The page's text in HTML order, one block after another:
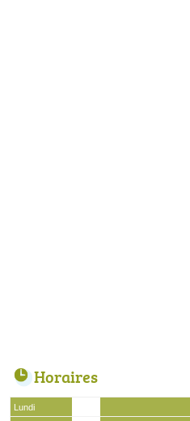
Horaires
Lundi